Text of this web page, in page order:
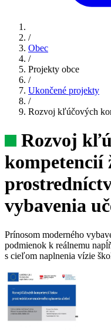
/
Obec
/
Projekty obce
/
Ukončené projekty
/
Rozvoj kľúčových
Rozvoj
kompetencií
vybavenia
Prínosom moderného
podmienok k reálnemu
s cieľom naplnenia vízie